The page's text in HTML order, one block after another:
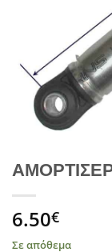
6.50€
Σε απόθεμα